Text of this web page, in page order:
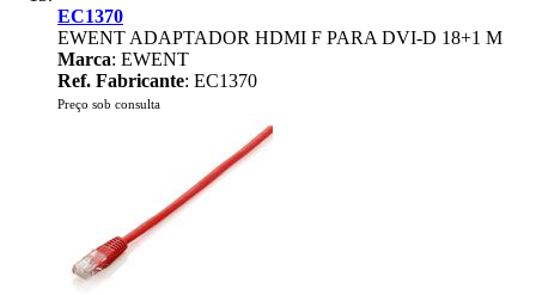
EC1370
EWENT ADAPTADOR HDMI F PARA DVI-D 18+1 M
Marca: EWENT
Ref. Fabricante: EC1370
Preço sob consulta